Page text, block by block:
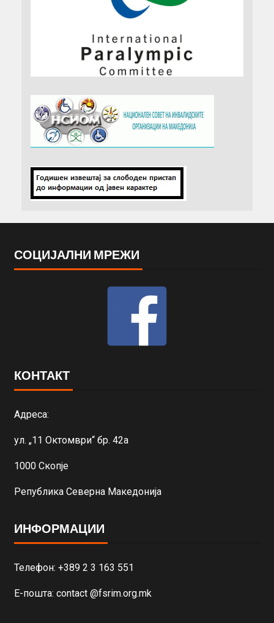
СОЦИЈАЛНИ МРЕЖИ
КОНТАКТ
Адреса:
ул. „11 Октомври“ бр. 42а
1000 Скопје
Република Северна Македонија
ИНФОРМАЦИИ
Телефон: +389 2 3 163 551
Е-пошта: contact @fsrim.org.mk